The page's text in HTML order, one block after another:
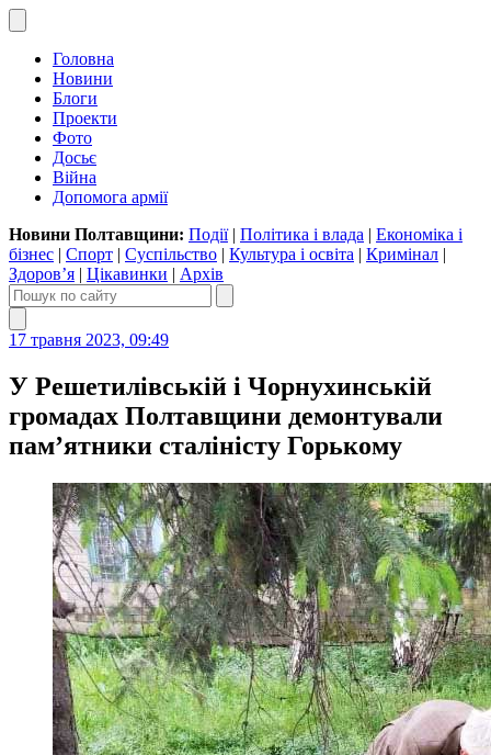
Головна
Новини
Блоги
Проекти
Фото
Досьє
Війна
Допомога армії
Новини Полтавщини: Події| Політика і влада | Економіка і
бізнес | Спорт | Суспільство | Культура і освіта | Кримінал |
Здоров’я | Цікавинки | Архів
17 травня 2023, 09:49
У Решетилівській і Чорнухинській
громадах Полтавщини демонтували
пам’ятники сталіністу Горькому